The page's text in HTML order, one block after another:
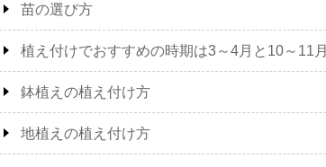
苗の選び方
植え付けでおすすめの時期は3～4月と10～11月
鉢植えの植え付け方
地植えの植え付け方